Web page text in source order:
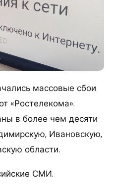
массовые сбои
«Ростелекома».
в более чем десяти
Ивановскую,
области.
СМИ.